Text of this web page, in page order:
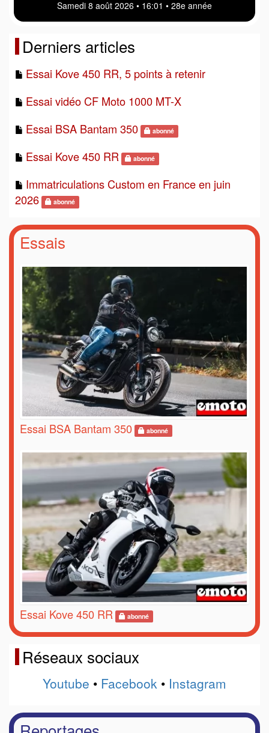
Samedi 8 août 2026 • 16:01 • 28e année
Derniers articles
Essai Kove 450 RR, 5 points à retenir
Essai vidéo CF Moto 1000 MT-X
Essai BSA Bantam 350
abonné
Essai Kove 450 RR abonné
Immatriculations Custom en France en juin
2026
abonné
Essais
Essai BSA Bantam 350 abonné
Essai Kove 450 RR abonné
Réseaux sociaux
Youtube • Facebook • Instagram